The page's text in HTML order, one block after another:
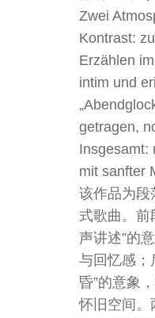
Zwei
Kontrast:
Erzählen
intim und
getragen,
Insgesamt:
mit sanfter
该作品为段
式歌曲。前
声讲述”的
与回忆感；
昏”的意象
怀旧空间。